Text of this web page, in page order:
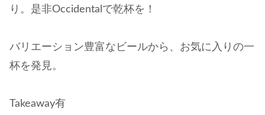
り。是非Occidentalで乾杯を！
バリエーション豊富なビールから、お気に入りの一
杯を発見。
Takeaway有